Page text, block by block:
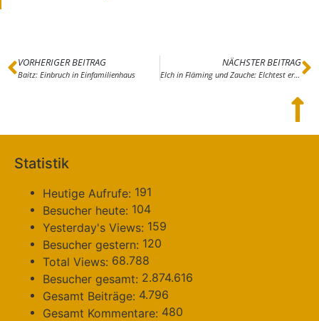
VORHERIGER BEITRAG
Baitz: Einbruch in Einfamilienhaus
NÄCHSTER BEITRAG
Elch in Fläming und Zauche: Elchtest erwartet
Statistik
Heutige Aufrufe: 191
Besucher heute: 104
Yesterday's Views: 159
Besucher gestern: 120
Total Views: 68.788
Besucher gesamt: 2.874.616
Gesamt Beiträge: 4.796
Gesamt Kommentare: 480